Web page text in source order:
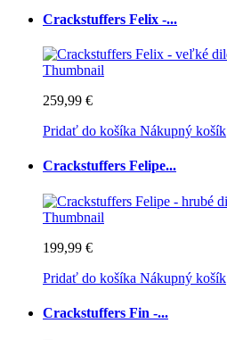
Crackstuffers Felix -...
259,99 €
Pridať do košíka Nákupný košík
Crackstuffers Felipe...
199,99 €
Pridať do košíka Nákupný košík
Crackstuffers Fin -...